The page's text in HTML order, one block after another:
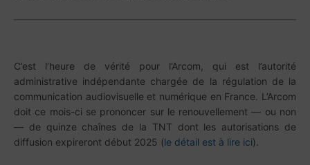
C’est l’heure de vérité pour l’Arcom, qui est l’autorité
administrative indépendante chargée de la régulation de la
communication audiovisuelle et numérique en France. L’Arcom
doit ce mois-ci se prononcer sur le renouvellement — ou non
— de quinze chaînes de la TNT dont les autorisations de
diffusion expireront début 2025 (le détail est à lire ici).